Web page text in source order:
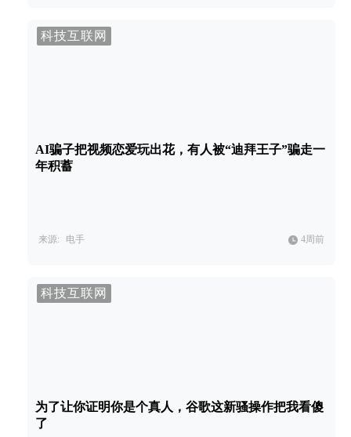
科技互联网
AI骗子把视频恋爱玩出花，有人被“迪拜王子”骗走一
年积蓄
来源: 电手 4周前
科技互联网
为了让你证明你是个真人，谷歌这新骚操作把我看傻
了